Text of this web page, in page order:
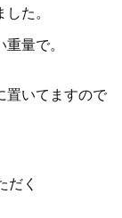
た。
量で。
置いてますので
だく